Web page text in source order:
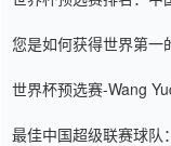
您是如何获得世界第一
世界杯预选赛-Wang
最佳中国超级联赛球队